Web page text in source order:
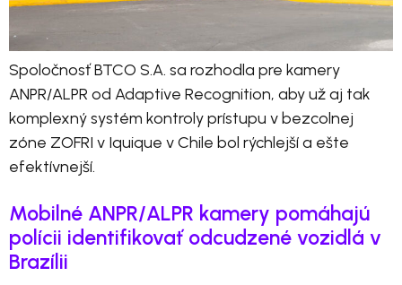
Spoločnosť BTCO S.A. sa rozhodla pre kamery
ANPR/ALPR od Adaptive Recognition, aby už aj tak
komplexný systém kontroly prístupu v bezcolnej
zóne ZOFRI v Iquique v Chile bol rýchlejší a ešte
efektívnejší.
Mobilné ANPR/ALPR kamery pomáhajú
polícii identifikovať odcudzené vozidlá v
Brazílii